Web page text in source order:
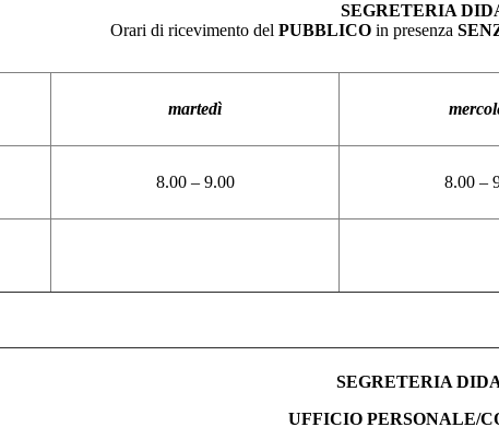
SEGRETERIA
Orari di ricevimento del PUBBLICOin presenza
martedì
8.00 – 9.00 8.00 –
SEGRETERIA
UFFICIO PERSONALE/